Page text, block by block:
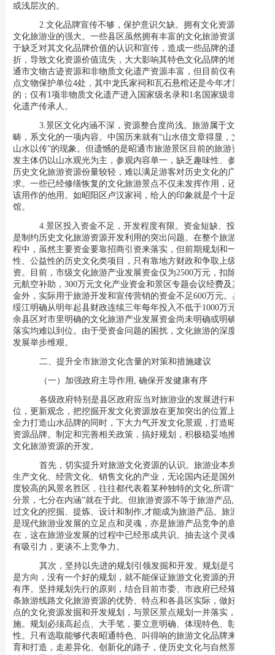
或浅层次的。
2. 文化品牌宣传不够，保护意识欠缺。 拥有文化资源不等于
文化旅游业的强大。一些县区虽然拥有丰富的文化旅游资源，但由
于缺乏对其文化品牌价值的认识和宣传，造成一些品牌的遗弃和打
折，导致文化资源价值流失，大大影响其特色文化品牌的地位。昭
通市文物古迹资源和非物质文化遗产资源丰富，但目前仅有
点文物保护单位4处，其中龙氏家祠和瓦石悬棺还是今年才新增加
的；仅有1项非物质文化遗产进入国家级名录和1名国家级非物质文
化遗产传承人。
3. 景区文化内涵不深，资源整合度尚浅。 旅游属于文化范
畴，系文化的一项内容。中国历来就有“山水借文章得显，文章凭
山水以传”的现象。但遗憾的是昭通市旅游景区目前的旅游资源开
发主体仍以山水观光为主，参观内容单一，缺乏趣味性、参与性，
历史文化旅游资源份量较轻，难以满足游客对历史文化的广泛需
求。一些已经修缮恢复的文化旅游景点不仅未发挥作用，还用作不
该用作的他用。如昭阳区卢汉家祠，给人的印象就是个十足的茶
馆。
4. 景区投入资金不足，开发程度有限。 资金短缺、投入不足
是制约历史文化旅游资源开发利用的突出问题。在整个旅游发展过
程中，虽然主要资金要靠招商引资来落实，但前期规划和一些保护
性、公益性的历史文化类项目，只有靠地方财政和争取上级财政投
资。目前，市级文化旅游产业发展资金仅为2500万元，扣除800万
元航空补助，300万元文化产业资金和景区专题会议经费及其它资
金外，实际用于旅游开发和宣传营销的资金不足600万元。县区除
绥江明确从明年起县财政连续三年每年投入不低于1000万元外，其
余县区对市里明确的文化旅游产业发展资金尚未明确或明确了实际
落实均难以到位。 由于受资金问题的困扰，文化旅游的深度开发和
发展举步维艰。
二、提升全市旅游文化含量的对策和措施建议
（一） 加强政府主导作用, 确保开发健康有序
各级政府特别是县区政府应当对旅游业的发展进行科学定
位，更新观念，把挖掘开发文化资源放在更加突出的位置上来。在
全力打造山水品牌的同时，下大力气开发文化景观，打造昭通文化
资源品牌。制定和完善相关政策，搞好规划，积极稳妥地推进历史
文化旅游资源的开发。
首先，切实提升对旅游文化资源的认识。 旅游业本身就是
生产文化、经营文化、销售文化的产业，无论国内还是国外，知名
度较高的风景名胜区，往往都代表着某种独特的文化,所谓“入目三
分景，七分在内涵”就在于此。但旅游资源不等于旅游产品,只有经
过文化的挖掘、提炼、设计和制作,才能成为旅游产品。旅游文化
是现代旅游业发展的立足点和灵魂，亦是旅游产品竞争的底蕴所
在，这在旅游业发展的过程中已经形成共识。抽去这个灵魂，就没
有吸引力，更谈不上竞争力。
其次，坚持以先进的规划引领发掘和开发。 规划是引领、
是方向，没有一个好的规划，就不能保证旅游文化资源的开发健康
有序。坚持规划先行的原则，结合目前市委、市政府已经规划的三
条旅游线路文化旅游资源的优势、特点和各县区实际，做好景区景
点的文化资源发掘和开发规划，与景区景点规划一并落实，同步实
施。规划必须高起点、大手笔，要立意明确、体现特色、彰显个
性。只有选取能够代表昭通特色、叫得响的旅游文化品牌来进行培
育和打造，走差异化、创新化的路子，使历史文化与自然景观相得